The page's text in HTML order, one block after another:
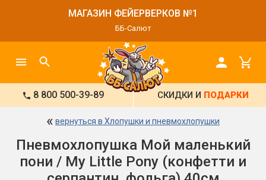
МАГАЗИН ФЕЙЕРВЕРКОВ №1
ББ-Салют
8 800 500-39-89 СКИДКИ И ПОДАРКИ
« вернуться в Хлопушки и пневмохлопушки
Пневмохлопушка Мой маленький
пони / My Little Pony (конфетти и